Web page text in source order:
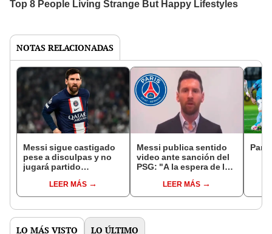
NOTAS RELACIONADAS
Messi sigue castigado
pese a disculpas y no
jugará partido
LEER MÁS
Messi publica sentido
video ante sanción del
PSG: "A la espera de lo
conmigo"LEER MÁS
LO MÁS VISTO LO ÚLTIMO